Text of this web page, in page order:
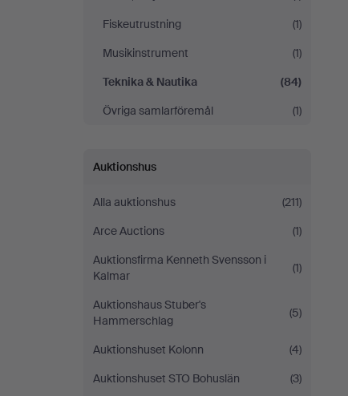
på
Crafoord
Auktioner
Fiskeutrustning
(1)
Musikinstrument
(1)
Teknika & Nautika
(84)
Övriga samlarföremål
(1)
Auktionshus
Alla auktionshus
(211)
Arce Auctions
(1)
Auktionsfirma Kenneth Svensson i
Kalmar
(1)
Auktionshaus Stuber's
Hammerschlag
(5)
Auktionshuset Kolonn
(4)
Auktionshuset STO Bohuslän
(3)